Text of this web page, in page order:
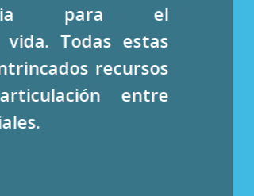
para el
Todas estas
recursos
entre